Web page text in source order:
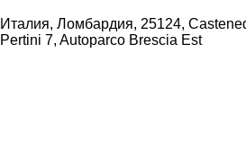
Италия, Ломбардия, 25124,
Pertini 7, Autoparco Brescia Est